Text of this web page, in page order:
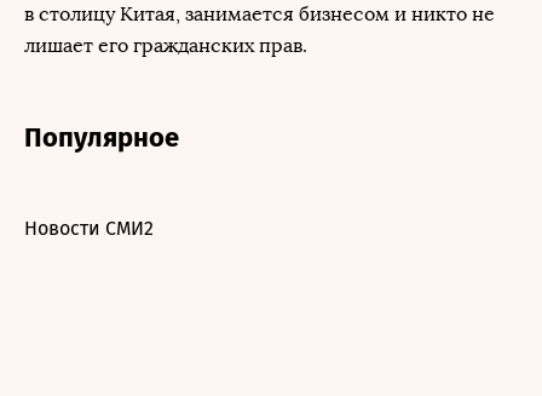
в столицу Китая, занимается бизнесом и никто не
лишает его гражданских прав.
Популярное
Новости СМИ2